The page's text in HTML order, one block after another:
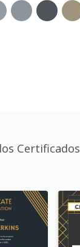
Certificados